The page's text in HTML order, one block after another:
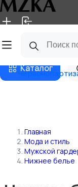
Главная
Каталог
Главная
Мода и стиль
Мужской
Нижнее белье